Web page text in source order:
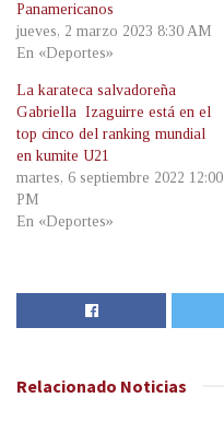
Panamericanos
jueves, 2 marzo 2023 8:30 AM
En «Deportes»
La karateca salvadoreña
Gabriella Izaguirre está en el
top cinco del ranking mundial
en kumite U21
martes, 6 septiembre 2022 12:00
PM
En «Deportes»
Relacionado Noticias